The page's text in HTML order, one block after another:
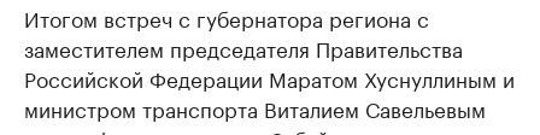
Итогом встреч с губернатора региона с
заместителем председателя Правительства
Российской Федерации Маратом Хуснуллиным и
министром транспорта Виталием Савельевым